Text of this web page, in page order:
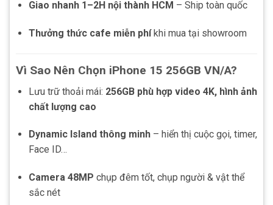
Giao nhanh 1–2H nội thành HCM – Ship toàn quốc
Thưởng thức cafe miễn phíkhi mua tại showroom
Vì Sao Nên Chọn iPhone 15 256GB VN/A?
Lưu trữ thoải mái: 256GB phù hợp video 4K, hình ảnh
chất lượng cao
Dynamic Island thông minh– hiển thị cuộc gọi, timer,
Face ID…
Camera 48MP chụp đêm tốt, chụp người & vật thể
sắc nét